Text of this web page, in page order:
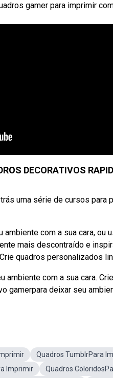
gamer para imprimir
DECORATIVOS
uma série de cursos para
com a sua cara, ou
mais descontraído e
quadros personalizados
ambiente com a sua cara.
gamerpara deixar seu
Quadros TumblrPara
Imprimir Quadros